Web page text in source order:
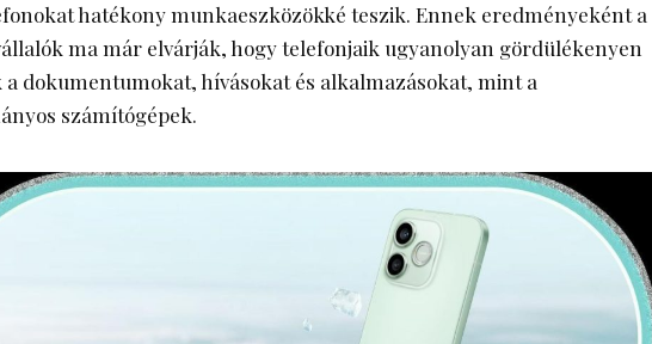
hatékony munkaeszközökké teszik. Ennek eredményeként a
ma már elvárják, hogy telefonjaik ugyanolyan gördülékenyen
a dokumentumokat, hívásokat és alkalmazásokat, mint a
számítógépek.